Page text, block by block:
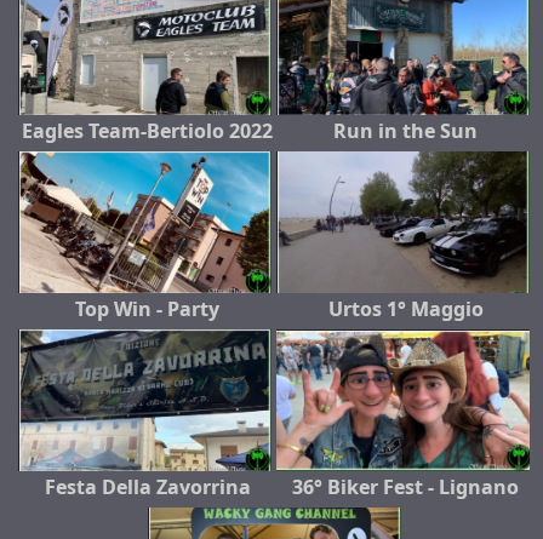
Eagles Team-Bertiolo 2022 Run in the Sun
Top Win - Party Urtos 1° Maggio
Festa Della Zavorrina 36° Biker Fest - Lignano